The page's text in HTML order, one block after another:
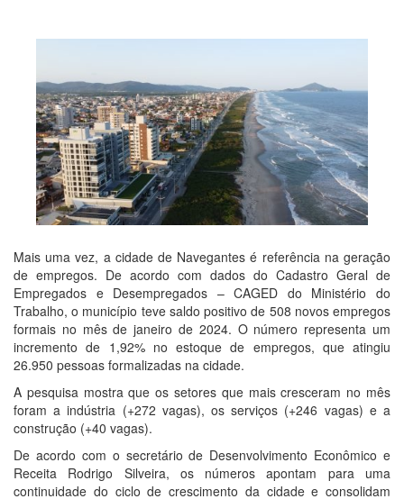
Mais uma vez, a cidade de Navegantes é referência na geração
de empregos. De acordo com dados do Cadastro Geral de
Empregados e Desempregados – CAGED do Ministério do
Trabalho, o município teve saldo positivo de 508 novos empregos
formais no mês de janeiro de 2024. O número representa um
incremento de 1,92% no estoque de empregos, que atingiu
26.950 pessoas formalizadas na cidade.
A pesquisa mostra que os setores que mais cresceram no mês
foram a indústria (+272 vagas), os serviços (+246 vagas) e a
construção (+40 vagas).
De acordo com o secretário de Desenvolvimento Econômico e
Receita Rodrigo Silveira, os números apontam para uma
continuidade do ciclo de crescimento da cidade e consolidam